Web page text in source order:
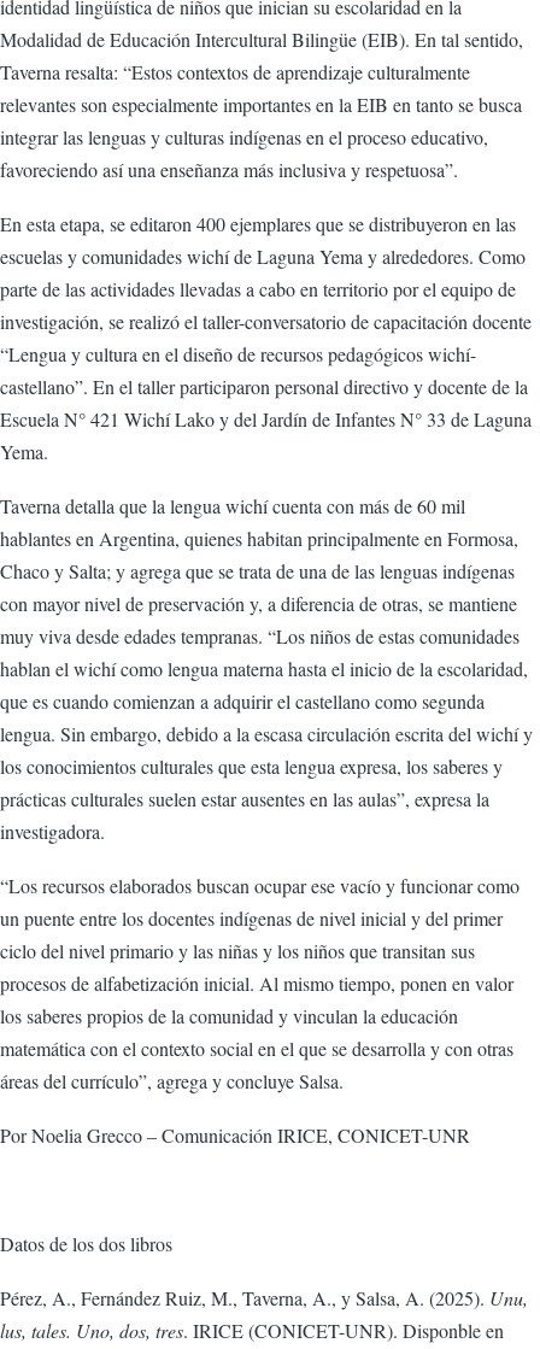
identidad lingüística de niños que inician su escolaridad en la
Modalidad de Educación Intercultural Bilingüe (EIB). En tal sentido,
Taverna resalta: “Estos contextos de aprendizaje culturalmente
relevantes son especialmente importantes en la EIB en tanto se busca
integrar las lenguas y culturas indígenas en el proceso educativo,
favoreciendo así una enseñanza más inclusiva y respetuosa”.
En esta etapa, se editaron 400 ejemplares que se distribuyeron en las
escuelas y comunidades wichí de Laguna Yema y alrededores. Como
parte de las actividades llevadas a cabo en territorio por el equipo de
investigación, se realizó el taller-conversatorio de capacitación docente
“Lengua y cultura en el diseño de recursos pedagógicos wichí-
castellano”. En el taller participaron personal directivo y docente de la
Escuela N° 421 Wichí Lako y del Jardín de Infantes N° 33 de Laguna
Yema.
Taverna detalla que la lengua wichí cuenta con más de 60 mil
hablantes en Argentina, quienes habitan principalmente en Formosa,
Chaco y Salta; y agrega que se trata de una de las lenguas indígenas
con mayor nivel de preservación y, a diferencia de otras, se mantiene
muy viva desde edades tempranas. “Los niños de estas comunidades
hablan el wichí como lengua materna hasta el inicio de la escolaridad,
que es cuando comienzan a adquirir el castellano como segunda
lengua. Sin embargo, debido a la escasa circulación escrita del wichí y
los conocimientos culturales que esta lengua expresa, los saberes y
prácticas culturales suelen estar ausentes en las aulas”, expresa la
investigadora.
“Los recursos elaborados buscan ocupar ese vacío y funcionar como
un puente entre los docentes indígenas de nivel inicial y del primer
ciclo del nivel primario y las niñas y los niños que transitan sus
procesos de alfabetización inicial. Al mismo tiempo, ponen en valor
los saberes propios de la comunidad y vinculan la educación
matemática con el contexto social en el que se desarrolla y con otras
áreas del currículo”, agrega y concluye Salsa.
Por Noelia Grecco – Comunicación IRICE, CONICET-UNR
Datos de los dos libros
Pérez, A., Fernández Ruiz, M., Taverna, A., y Salsa, A. (2025). Unu,
lus, tales. Uno, dos, tres. IRICE (CONICET-UNR). Disponble en